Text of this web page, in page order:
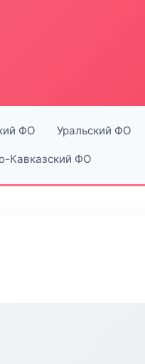
ФО Уральский ФО
Кавказский ФО